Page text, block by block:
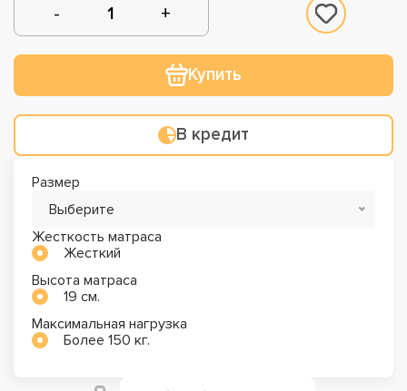
Купить
В кредит
Размер
Выберите
Жесткость матраса
Жесткий
Высота матраса
19 см.
Максимальная нагрузка
Более 150 кг.